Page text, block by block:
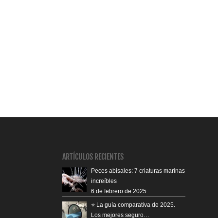
ARTÍCULOS RECIENTES
Peces abisales: 7 criaturas marinas
increíbles
6 de febrero de 2025
⭐️ La guía comparativa de 2025.
Los mejores seguro…